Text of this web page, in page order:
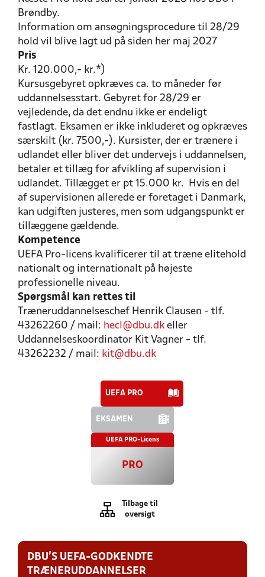
UEFA PRO
EKSAMEN
UEFA PRO-Licens
PRO
Tilbage til
oversigt
Brøndby.
Information om ansøgningsprocedure til 28/29
hold vil blive lagt ud på siden her maj 2027
Pris
Kr. 120.000,- kr.*)
Kursusgebyret opkræves ca. to måneder før
uddannelsesstart. Gebyret for 28/29 er
vejledende, da det endnu ikke er endeligt
fastlagt. Eksamen er ikke inkluderet og opkræves
særskilt (kr. 7500,-). Kursister, der er trænere i
udlandet eller bliver det undervejs i uddannelsen,
betaler et tillæg for afvikling af supervision i
udlandet. Tillægget er pt 15.000 kr. Hvis en del
af supervisionen allerede er foretaget i Danmark,
kan udgiften justeres, men som udgangspunkt er
tillæggene gældende.
Kompetence
UEFA Pro-licens kvalificerer til at træne elitehold
nationalt og internationalt på højeste
professionelle niveau.
Spørgsmål kan rettes til
Træneruddannelseschef Henrik Clausen - tlf.
43262260 / mail: hecl@dbu.dk eller
Uddannelseskoordinator Kit Vagner - tlf.
43262232 / mail: kit@dbu.dk
DBU'S UEFA-GODKENDTE
TRÆNERUDDANNELSER